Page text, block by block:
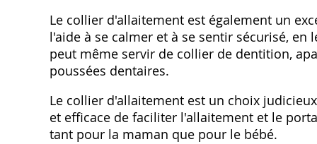
Le collier d'allaitement est également un
l'aide à se calmer et à se sentir sécurisé,
peut même servir de collier de dentition,
poussées dentaires.
Le collier d'allaitement est un choix
et efficace de faciliter l'allaitement et le
tant pour la maman que pour le bébé.